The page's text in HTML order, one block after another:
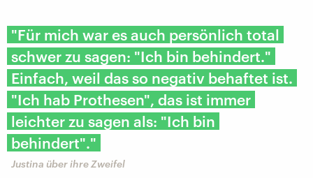
"Für mich war es auch persönlich total
schwer zu sagen: "Ich bin behindert."
Einfach, weil das so negativ behaftet ist.
"Ich hab Prothesen", das ist immer
leichter zu sagen als: "Ich bin
behindert"."
Justina über ihre Zweifel